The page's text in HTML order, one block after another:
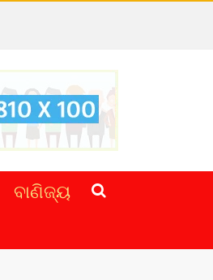
ବାଣିଜ୍ୟ